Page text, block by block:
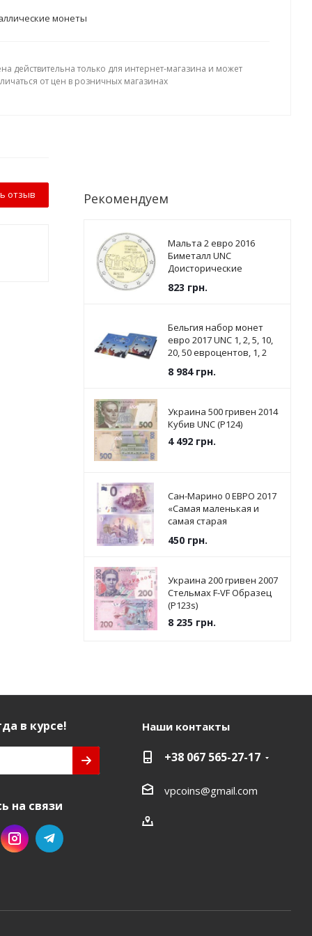
монеты
действительна только для интернет-магазина и может
от цен в розничных магазинах
отзыв Рекомендуем
Мальта 2 евро 2016
Биметалл UNC
Доисторические
Джгантии
823 грн.
Бельгия набор монет
евро 2017 UNC 1, 2, 5, 10,
20, 50 евроцентов, 1, 2
упаковке
8 984грн.
Украина 500 гривен 2014
Кубив UNC (P124)
4 492грн.
Сан-Марино 0 ЕВРО 2017
«Самая маленькая и
самая старая
450грн.
Украина 200 гривен 2007
Стельмах F-VF Образец
(P123s)
8 235 грн.
в курсе!
на связи
Наши контакты
+38 067 565-27-17
vpcoins@gmail.com